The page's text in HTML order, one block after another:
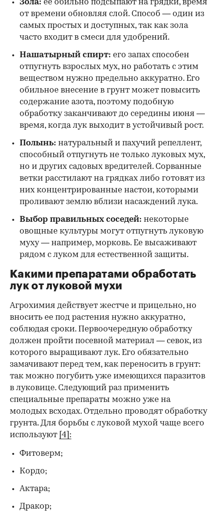
Зола: ее обильно подсыпают на грядки, время
от времени обновляя слой. Способ — один из
самых простых и доступных, так как зола
часто входит в смеси для удобрений.
Нашатырный спирт: его запах способен
отпугнуть взрослых мух, но работать с этим
веществом нужно предельно аккуратно. Его
обильное внесение в грунт может повысить
содержание азота, поэтому подобную
обработку заканчивают до середины июня —
время, когда лук выходит в устойчивый рост.
Полынь: натуральный и пахучий репеллент,
способный отпугнуть не только луковых мух,
но и других садовых вредителей. Сорванные
ветки расстилают на грядках либо готовят из
них концентрированные настои, которыми
проливают землю вблизи насаждений лука.
Выбор правильных соседей: некоторые
овощные культуры могут отпугнуть луковую
муху — например, морковь. Ее высаживают
рядом с луком для естественной защиты.
Какими препаратами обработать
лук от луковой мухи
Агрохимия действует жестче и прицельно, но
вносить ее под растения нужно аккуратно,
соблюдая сроки. Первоочередную обработку
должен пройти посевной материал — севок, из
которого выращивают лук. Его обязательно
замачивают перед тем, как переносить в грунт:
так можно погубить уже имеющихся паразитов
в луковице. Следующий раз применить
специальные препараты можно уже на
молодых всходах. Отдельно проводят обработку
грунта. Для борьбы с луковой мухой чаще всего
используют [4]:
Фитоверм;
Кордо;
Актара;
Дракор;